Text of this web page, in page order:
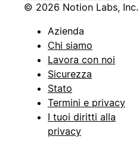
© 2026 Notion Labs, Inc.
Azienda
Chi siamo
Lavora con noi
Sicurezza
Stato
Termini e privacy
I tuoi diritti alla
privacy